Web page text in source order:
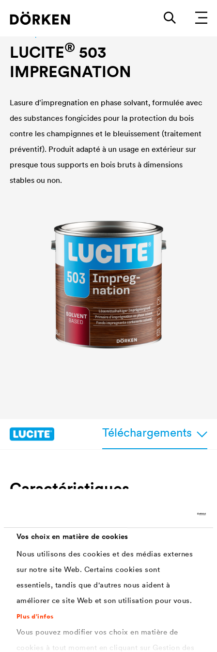
Vos choix en matière de cookies
Nous utilisons des cookies et des médias externes
sur notre site Web. Certains cookies sont
essentiels, tandis que d'autres nous aident à
améliorer ce site Web et son utilisation pour vous.
Plus d'infos
Vous pouvez modifier vos choix en matière de
cookies à tout moment en cliquant sur Gestion des
LUCITE® 503
IMPREGNATION
Lasure d'impregnation en phase solvant, formulée avec
des substances fongicides pour la protection du bois
contre les champignnes et le bleuissement (traitement
préventif). Produit adapté à un usage en extérieur sur
presque tous supports en bois bruts à dimensions
stables ou non.
Téléchargements
Caractéristiques
bleuissement, les algues et les moisissures
Fort pouvoir de pénétration
Non filmogène
Protection à long terme
Nourrit, stabilise, consolide et prépare le support
en vue de l’application d’une finition de type
lasure ou peinture